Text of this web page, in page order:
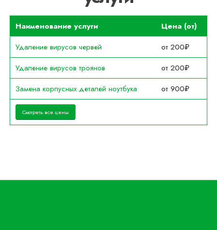
Наименование услуги
Цена (от)
Удаление вирусов червей
от 200₽
Удаление вирусов троянов
от 200₽
Замена корпусных деталей ноутбука
от 900₽
Смотреть все цены